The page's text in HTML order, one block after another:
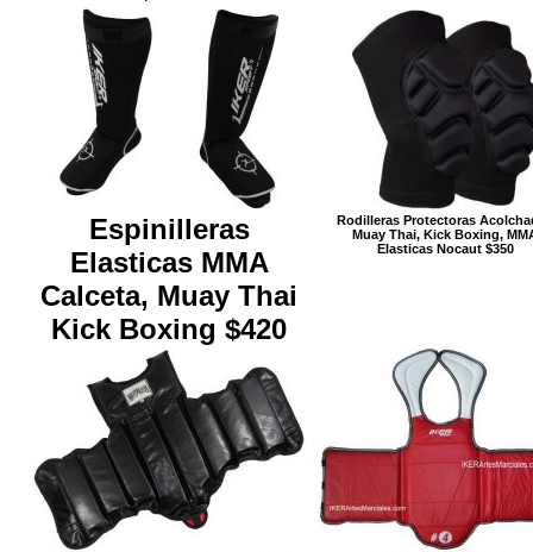
Espinilleras
Elasticas MMA
Calceta, Muay Thai
Kick Boxing $420
Rodilleras Protectoras
Muay Thai, Kick Boxing,
Elasticas Nocaut $350